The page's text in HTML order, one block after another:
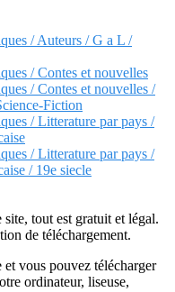
/ Auteurs / G a L /
/ Contes et nouvelles
/ Contes et nouvelles /
Fiction
/ Litterature par pays /
/ Litterature par pays /
/ 19e siecle
tout est gratuit et légal.
de téléchargement.
vous pouvez télécharger
ordinateur, liseuse,